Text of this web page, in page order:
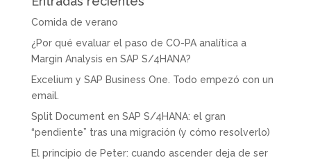
Comida de verano
¿Por qué evaluar el paso de CO-PA analítica a
Margin Analysis en SAP S/4HANA?
Excelium y SAP Business One. Todo empezó con un
email.
Split Document en SAP S/4HANA: el gran
“pendiente” tras una migración (y cómo resolverlo)
El principio de Peter: cuando ascender deja de ser